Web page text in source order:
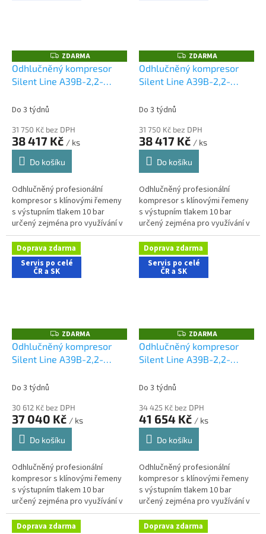
Z
D
A
R
ZDARMA
Odhlučněný kompresor
Silent Line A39B-2,2-
Do 3 týdnů
31 750 Kč bez DPH
38 417 Kč / ks
Do košíku
Odhlučněný profesionální
kompresor s klínovými řemeny
s výstupním tlakem 10 bar
určený zejména pro využívání v
řemeslnických aplikacích s
nároky na nízkou hlučnost
stroje....
Z
D
A
R
ZDARMA
Odhlučněný kompresor
Silent Line A39B-2,2-
Do 3 týdnů
31 750 Kč bez DPH
38 417 Kč / ks
Do košíku
Odhlučněný profesionální
kompresor s klínovými řemeny
s výstupním tlakem 10 bar
určený zejména pro využívání v
řemeslnických aplikacích s
nároky na nízkou hlučnost
stroje....
Doprava zdarma
Servis po celé
ČR a SK
Z
D
A
R
ZDARMA
Odhlučněný kompresor
Silent Line A39B-2,2-
Do 3 týdnů
30 612 Kč bez DPH
37 040 Kč / ks
Do košíku
Odhlučněný profesionální
kompresor s klínovými řemeny
s výstupním tlakem 10 bar
určený zejména pro využívání v
dílenských aplikacích s nároky
na nízkou hlučnost stroje....
Doprava zdarma
Servis po celé
ČR a SK
Z
D
A
R
ZDARMA
Odhlučněný kompresor
Silent Line A39B-2,2-
Do 3 týdnů
34 425 Kč bez DPH
41 654 Kč / ks
Do košíku
Odhlučněný profesionální
kompresor s klínovými řemeny
s výstupním tlakem 10 bar
určený zejména pro využívání v
řemeslnických aplikacích s
nároky na nízkou hlučnost
Doprava zdarma
Doprava zdarma